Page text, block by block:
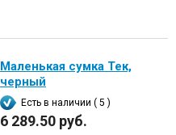
Маленькая сумка Тек,
черный
Есть в наличии ( 5 )
6 289.50 руб.